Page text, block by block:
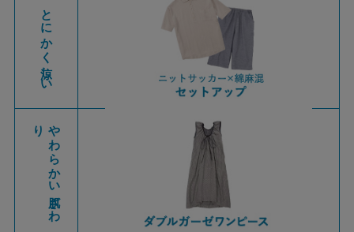
とにかく涼しい
や
わ
ら
か
い
肌ざ
わ
り